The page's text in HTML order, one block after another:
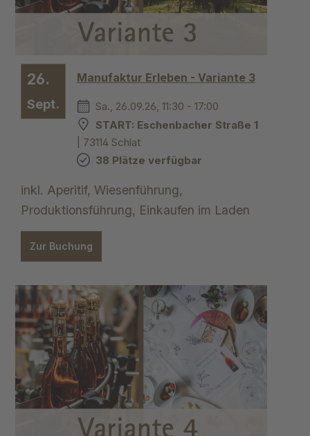
26.
Sept.
Manufaktur Erleben - Variante 3
Sa., 26.09.26, 11:30 - 17:00
START: Eschenbacher Straße 1
| 73114 Schlat
38 Plätze verfügbar
inkl. Aperitif, Wiesenführung,
Produktionsführung, Einkaufen im Laden
Zur Buchung